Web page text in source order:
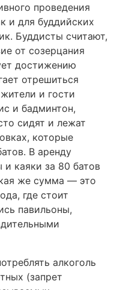
проведения
и для буддийских
Буддисты считают,
от созерцания
достижению
отрешиться
и гости
и бадминтон,
сидят и лежат
которые
В аренду
каяки за 80 батов
же сумма — это
где стоит
павильоны,
алкоголь
(запрет